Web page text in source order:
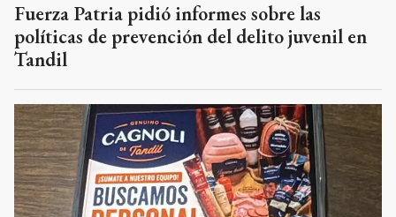
Fuerza Patria pidió informes sobre las
políticas de prevención del delito juvenil en
Tandil